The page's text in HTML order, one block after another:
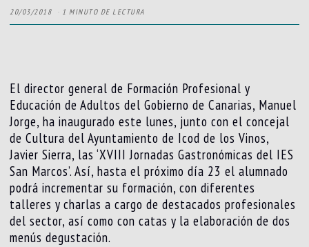
20/03/2018 1 MINUTO DE LECTURA
El director general de Formación Profesional y
Educación de Adultos del Gobierno de Canarias, Manuel
Jorge, ha inaugurado este lunes, junto con el concejal
de Cultura del Ayuntamiento de Icod de los Vinos,
Javier Sierra, las ‘XVIII Jornadas Gastronómicas del IES
San Marcos’. Así, hasta el próximo día 23 el alumnado
podrá incrementar su formación, con diferentes
talleres y charlas a cargo de destacados profesionales
del sector, así como con catas y la elaboración de dos
menús degustación.